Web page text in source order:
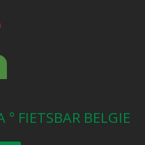
FIETSBAR BELGIE